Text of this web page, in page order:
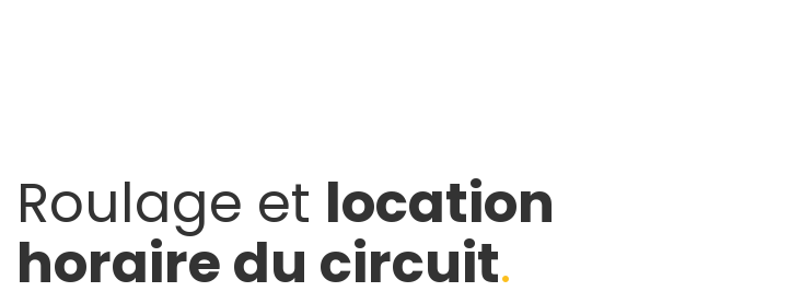
Roulage et location
horaire du circuit.